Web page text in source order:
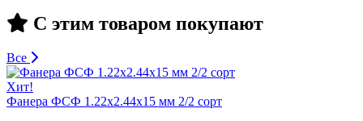
С этим товаром покупают
Все
Хит!
Фанера ФСФ 1.22х2.44х15 мм 2/2 сорт